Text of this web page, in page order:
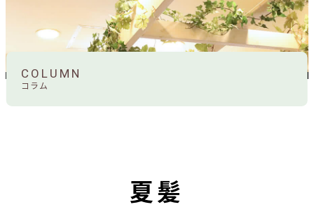
COLUMN
コラム
夏髪